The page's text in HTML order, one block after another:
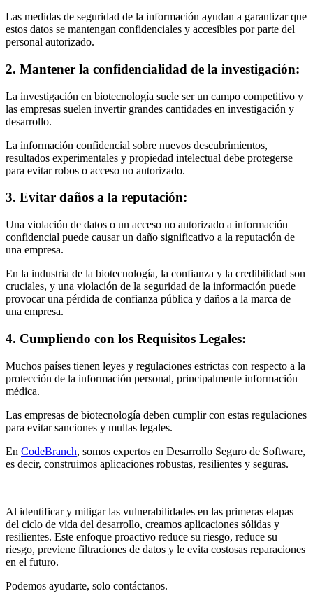
Las medidas de seguridad de la información ayudan a garantizar que
estos datos se mantengan confidenciales y accesibles por parte del
personal autorizado.
2. Mantener la confidencialidad de la investigación:
La investigación en biotecnología suele ser un campo competitivo y
las empresas suelen invertir grandes cantidades en investigación y
desarrollo.
La información confidencial sobre nuevos descubrimientos,
resultados experimentales y propiedad intelectual debe protegerse
para evitar robos o acceso no autorizado.
3. Evitar daños a la reputación:
Una violación de datos o un acceso no autorizado a información
confidencial puede causar un daño significativo a la reputación de
una empresa.
En la industria de la biotecnología, la confianza y la credibilidad son
cruciales, y una violación de la seguridad de la información puede
provocar una pérdida de confianza pública y daños a la marca de
una empresa.
4. Cumpliendo con los Requisitos Legales:
Muchos países tienen leyes y regulaciones estrictas con respecto a la
protección de la información personal, principalmente información
médica.
Las empresas de biotecnología deben cumplir con estas regulaciones
para evitar sanciones y multas legales.
En CodeBranch, somos expertos en Desarrollo Seguro de Software,
es decir, construimos aplicaciones robustas, resilientes y seguras.
Al identificar y mitigar las vulnerabilidades en las primeras etapas
del ciclo de vida del desarrollo, creamos aplicaciones sólidas y
resilientes. Este enfoque proactivo reduce su riesgo, reduce su
riesgo, previene filtraciones de datos y le evita costosas reparaciones
en el futuro.
Podemos ayudarte, solo contáctanos.